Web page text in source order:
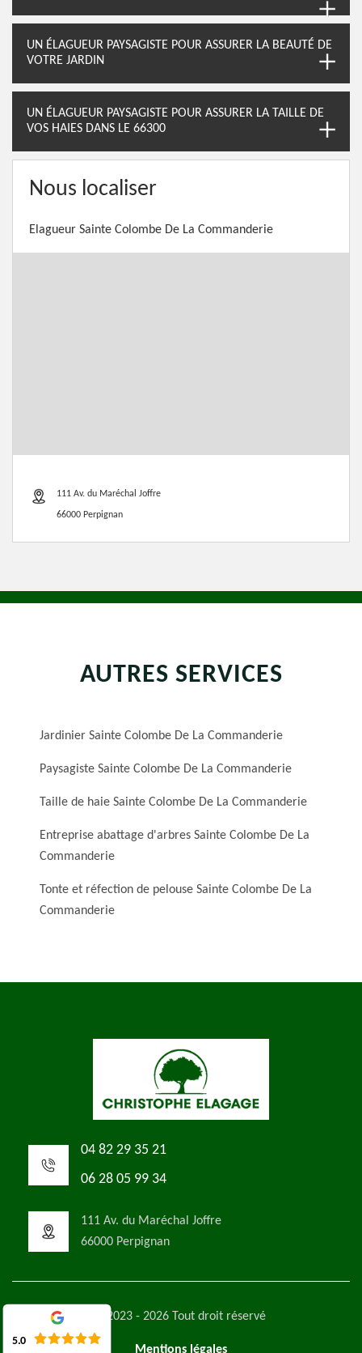
UN ÉLAGUEUR PAYSAGISTE POUR ASSURER LA BEAUTÉ DE
VOTRE JARDIN
UN ÉLAGUEUR PAYSAGISTE POUR ASSURER LA TAILLE DE
VOS HAIES DANS LE 66300
Nous localiser
Elagueur Sainte Colombe De La Commanderie
111 Av. du Maréchal Joffre
66000 Perpignan
AUTRES SERVICES
Jardinier Sainte Colombe De La Commanderie
Paysagiste Sainte Colombe De La Commanderie
Taille de haie Sainte Colombe De La Commanderie
Entreprise abattage d'arbres Sainte Colombe De La
Commanderie
Tonte et réfection de pelouse Sainte Colombe De La
Commanderie
04 82 29 35 21
06 28 05 99 34
111 Av. du Maréchal Joffre
66000 Perpignan
©2023 - 2026 Tout droit réservé
Mentions légales
5.0